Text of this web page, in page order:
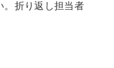
。折り返し担当者